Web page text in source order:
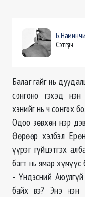
Сэтгүүлч
Балаг гайг нь
сонгоно гэхэд
хэнийг нь ч сонгох
Одоо зөвхөн нэр
Өөрөөр хэлбэл
үүрэг гүйцэтгэх
багт нь ямар хүмүүс
- Үндэсний
байх вэ? Энэ нэн